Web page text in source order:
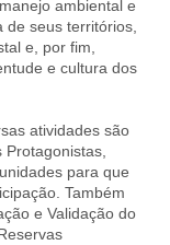
ambiental e
de seus territórios,
e, por fim,
e cultura dos
atividades são
Protagonistas,
para que
Também
e Validação do